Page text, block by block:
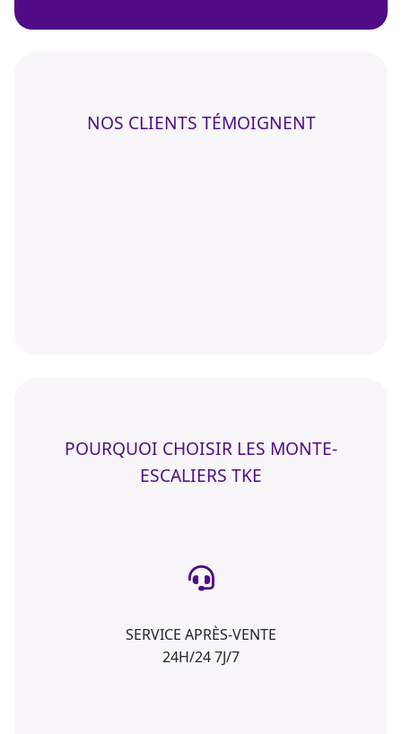
NOS CLIENTS TÉMOIGNENT
POURQUOI CHOISIR LES MONTE-
ESCALIERS TKE
SERVICE APRÈS-VENTE
24H/24 7J/7